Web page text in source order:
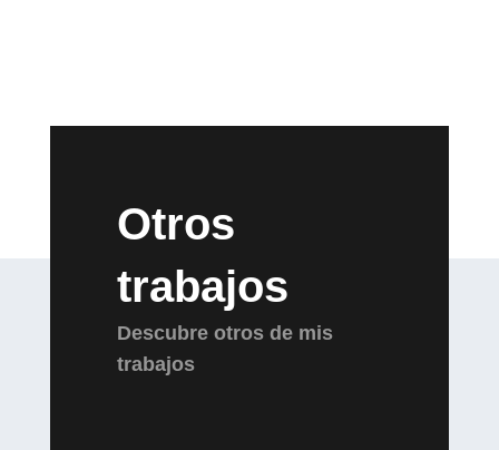
Otros
trabajos
Descubre otros de mis
trabajos